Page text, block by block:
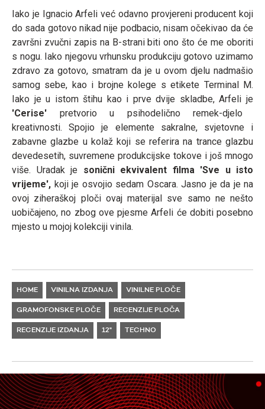
Iako je Ignacio Arfeli već odavno provjereni producent koji
do sada gotovo nikad nije podbacio, nisam očekivao da će
završni zvučni zapis na B-strani biti ono što će me oboriti
s nogu. Iako njegovu vrhunsku produkciju gotovo uzimamo
zdravo za gotovo, smatram da je u ovom djelu nadmašio
samog sebe, kao i brojne kolege s etikete Terminal M.
Iako je u istom štihu kao i prve dvije skladbe, Arfeli je
'Cerise' pretvorio u psihodelično remek-djelo
kreativnosti. Spojio je elemente sakralne, svjetovne i
zabavne glazbe u kolaž koji se referira na trance glazbu
devedesetih, suvremene produkcijske tokove i još mnogo
više. Uradak je sonični ekvivalent filma 'Sve u isto
vrijeme', koji je osvojio sedam Oscara. Jasno je da je na
ovoj ziheraškoj ploči ovaj materijal sve samo ne nešto
uobičajeno, no zbog ove pjesme Arfeli će dobiti posebno
mjesto u mojoj kolekciji vinila.
HOME VINILNA IZDANJA VINILNE PLOČE
GRAMOFONSKE PLOČE RECENZIJE PLOČA
RECENZIJE IZDANJA 12" TECHNO